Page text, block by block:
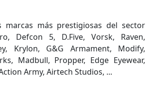
marcas más prestigiosas del sector
Defcon 5, D.Five, Vorsk, Raven,
Krylon, G&G Armament, Modify,
Madbull, Propper, Edge Eyewear,
Army, Airtech Studios, ...